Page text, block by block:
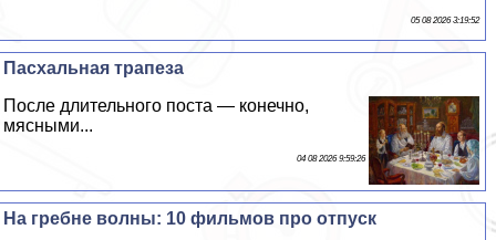
05 08 2026 3:19:52
Пасхальная трапеза
После длительного поста — конечно,
мясными...
04 08 2026 9:59:26
На гребне волны: 10 фильмов про отпуск